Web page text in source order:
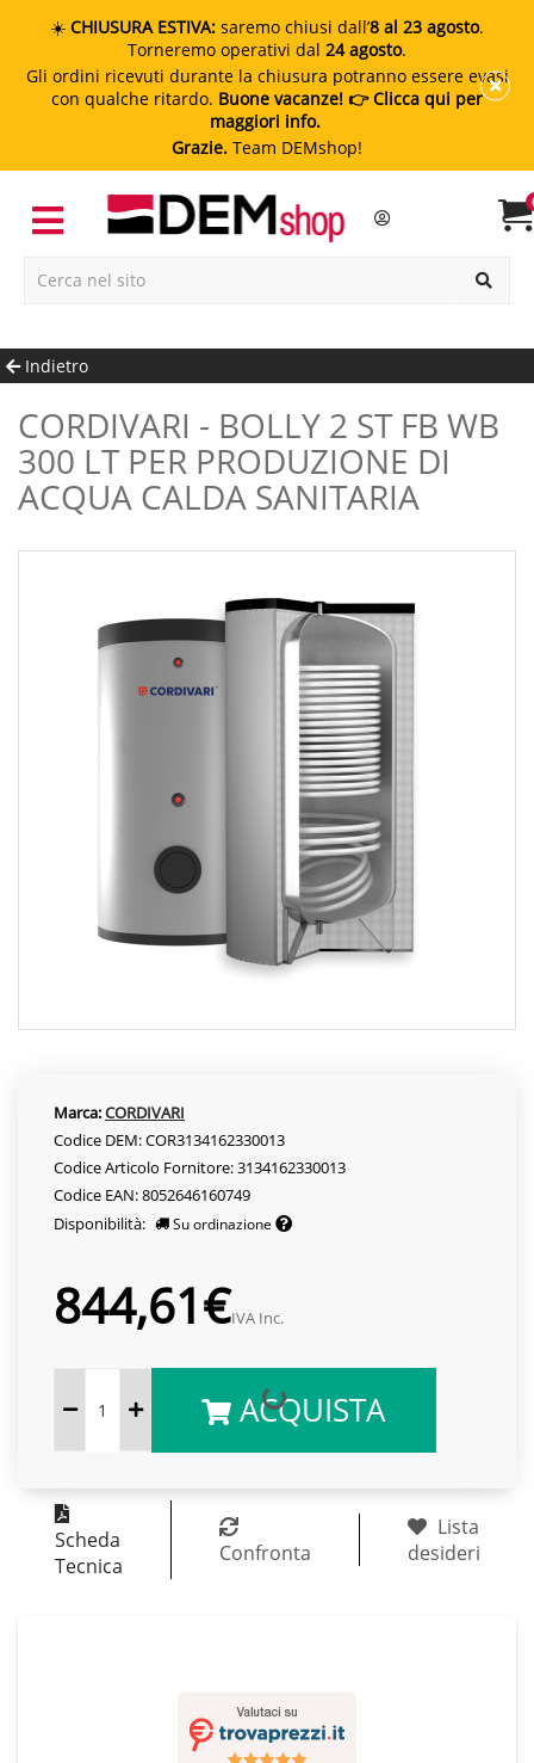
☀️ CHIUSURA ESTIVA: saremo chiusi dall’8 al 23 agosto.
Torneremo operativi dal 24 agosto.
Gli ordini ricevuti durante la chiusura potranno essere evasi
con qualche ritardo. Buone vacanze! 👉 Clicca qui per
maggiori info.
Grazie. Team DEMshop!
Indietro
CORDIVARI - BOLLY 2 ST FB WB
300 LT PER PRODUZIONE DI
ACQUA CALDA SANITARIA
Marca:CORDIVARI
Codice DEM: COR3134162330013
Codice Articolo Fornitore: 3134162330013
Codice EAN: 8052646160749
Disponibilità:
Su ordinazione
844,61€IVA Inc.
ACQUISTA
Scheda
Tecnica
Confronta
Lista
desideri